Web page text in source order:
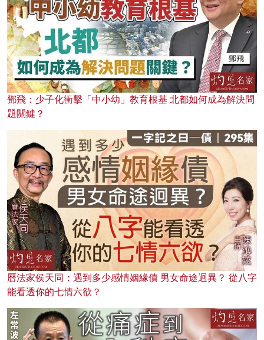
鄧飛：少子化衝擊「中小幼」教育根基 北都如何成為解決問
題關鍵？
曆法家侯天同：遇到多少感情姻緣債 男女命途迥異？ 從八字
能看透你的七情六欲？